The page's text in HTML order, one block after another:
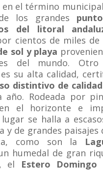
en el término
los grandes
del litoral
cientos de miles de
sol y playa
del mundo. Otro
su alta calidad,
distintivo de
año. Rodeada por
el horizonte e
se halla a
y de grandes paisajes
como son la
humedal de gran
el Estero Domingo